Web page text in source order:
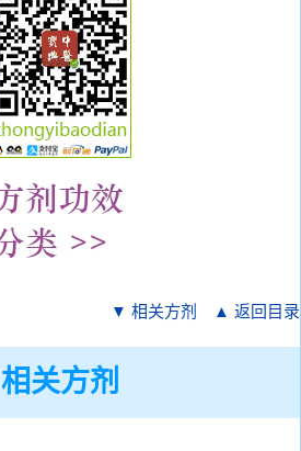
▼ 相关方剂 ▲ 返回目录
相关方剂